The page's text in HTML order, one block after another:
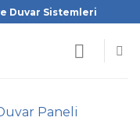
Duvar Sistemleri